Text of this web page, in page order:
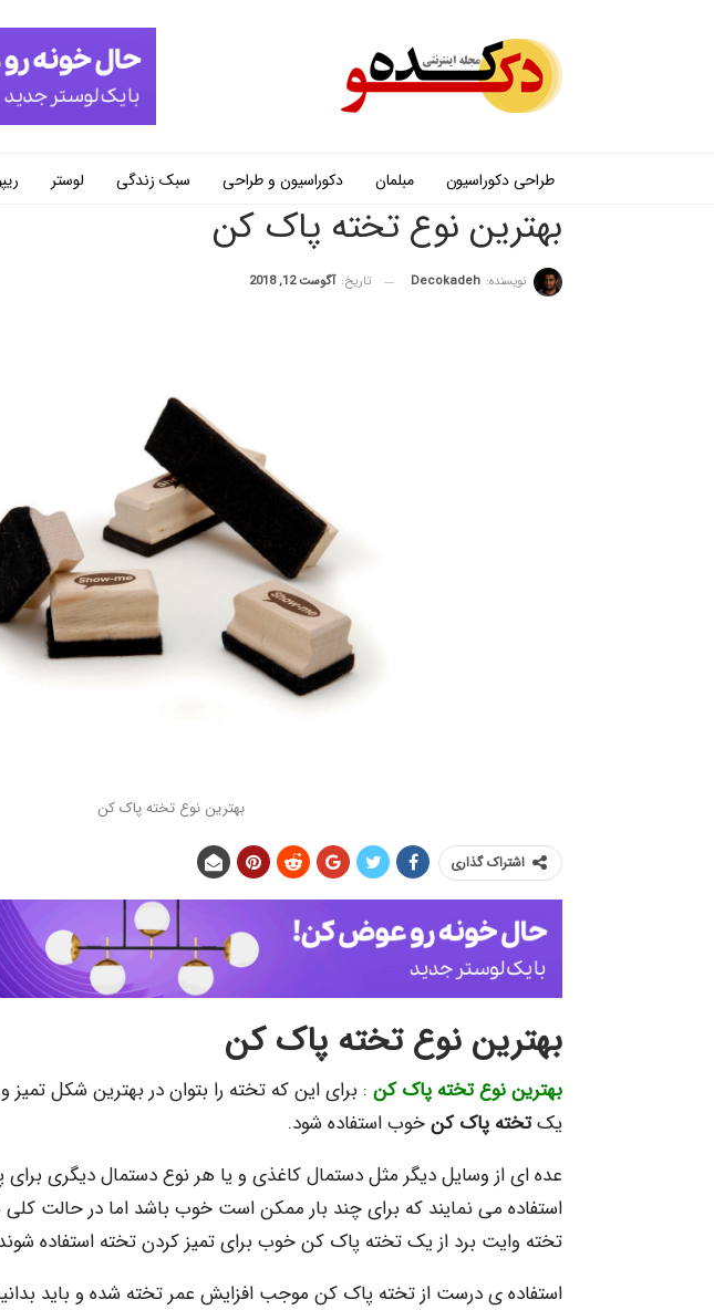
طراحی دکوراسیون مبلمان دکوراسیون و طراحی سبک زندگی لوستر
بهترین نوع تخته پاک کن
نویسنده: Decokadeh تاریخ: آگوست 12, 2018
بهترین نوع تخته پاک کن
اشتراک گذاری
بهترین نوع تخته پاک کن
بهترین نوع تخته پاک کن : برای این که تخته را بتوان در بهترین شکل تمیز
یکتخته پاک کنخوب استفاده شود.
عده ای از وسایل دیگر مثل دستمال کاغذی و یا هر نوع دستمال دیگری
استفاده می نمایند که برای چند بار ممکن است خوب باشد اما در حالت کلی
تخته وایت برد از یک تخته پاک کن خوب برای تمیز کردن تخته استفاده
استفاده ی درست از تخته پاک کن موجب افزایش عمر تخته شده و باید